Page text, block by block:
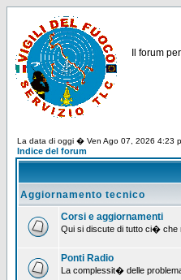
Il forum per
La data di oggi � Ven Ago 07, 2026 4:23
Indice del forum
Aggiornamento tecnico
Corsi e aggiornamenti
Qui si discute di tutto ci� che
Ponti Radio
La complessit� delle